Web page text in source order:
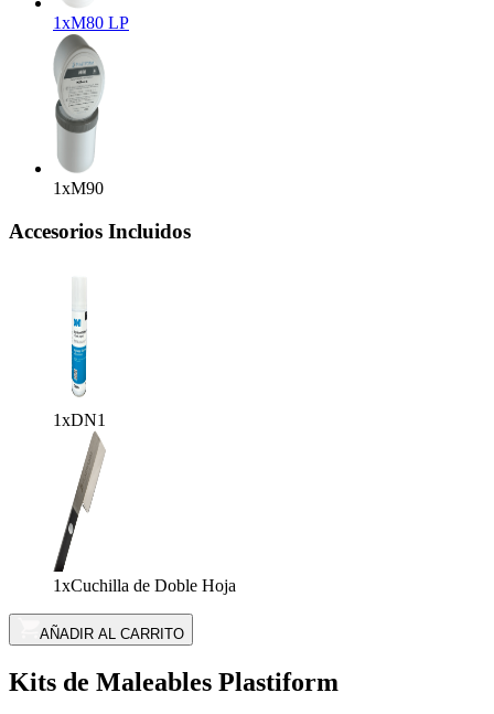
1xM80 LP
1xM90
Accesorios Incluidos
1xDN1
1xCuchilla de Doble Hoja
AÑADIR AL CARRITO
Kits de Maleables Plastiform